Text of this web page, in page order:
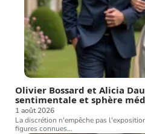
Olivier Bossard et Alicia
sentimentale et sphère
1 août 2026
La discrétion n'empêche pas
figures connues…